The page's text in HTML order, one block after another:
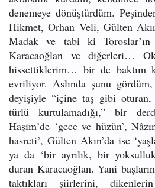
denemeye dönüştürdüm.
Hikmet, Orhan Veli, Gülten
Madak ve tabi ki
Karacaoğlan ve diğerleri…
hissettiklerim… bir de baktım
evriliyor. Aslında şunu
deyişiyle “içine taş gibi
türlü kurtulamadığı,” bir
Haşim’de ‘gece ve hüzün’,
hasreti’, Gülten Akın’da ise
ya da ‘bir ayrılık, bir
duran Karacaoğlan. Yani
taktıkları şiirlerini,